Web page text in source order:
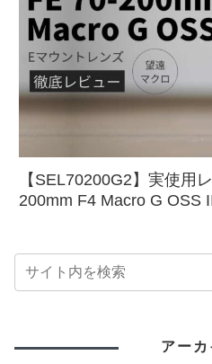
【SEL70200G2】実使用
200mm F4 Macro G OSS
アー